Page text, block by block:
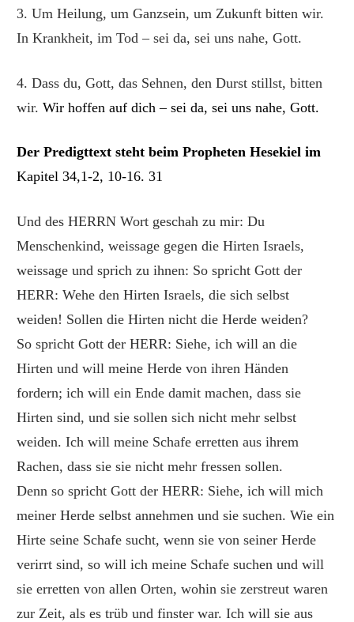
3. Um Heilung, um Ganzsein, um Zukunft bitten wir.
In Krankheit, im Tod – sei da, sei uns nahe, Gott.
4. Dass du, Gott, das Sehnen, den Durst stillst, bitten
wir.Wir hoffen auf dich – sei da, sei uns nahe, Gott.
Der Predigttext steht beim Propheten Hesekiel im
Kapitel 34,1-2, 10-16. 31
Und des HERRN Wort geschah zu mir: Du
Menschenkind, weissage gegen die Hirten Israels,
weissage und sprich zu ihnen: So spricht Gott der
HERR: Wehe den Hirten Israels, die sich selbst
weiden! Sollen die Hirten nicht die Herde weiden?
So spricht Gott der HERR: Siehe, ich will an die
Hirten und will meine Herde von ihren Händen
fordern; ich will ein Ende damit machen, dass sie
Hirten sind, und sie sollen sich nicht mehr selbst
weiden. Ich will meine Schafe erretten aus ihrem
Rachen, dass sie sie nicht mehr fressen sollen.
Denn so spricht Gott der HERR: Siehe, ich will mich
meiner Herde selbst annehmen und sie suchen. Wie ein
Hirte seine Schafe sucht, wenn sie von seiner Herde
verirrt sind, so will ich meine Schafe suchen und will
sie erretten von allen Orten, wohin sie zerstreut waren
zur Zeit, als es trüb und finster war. Ich will sie aus